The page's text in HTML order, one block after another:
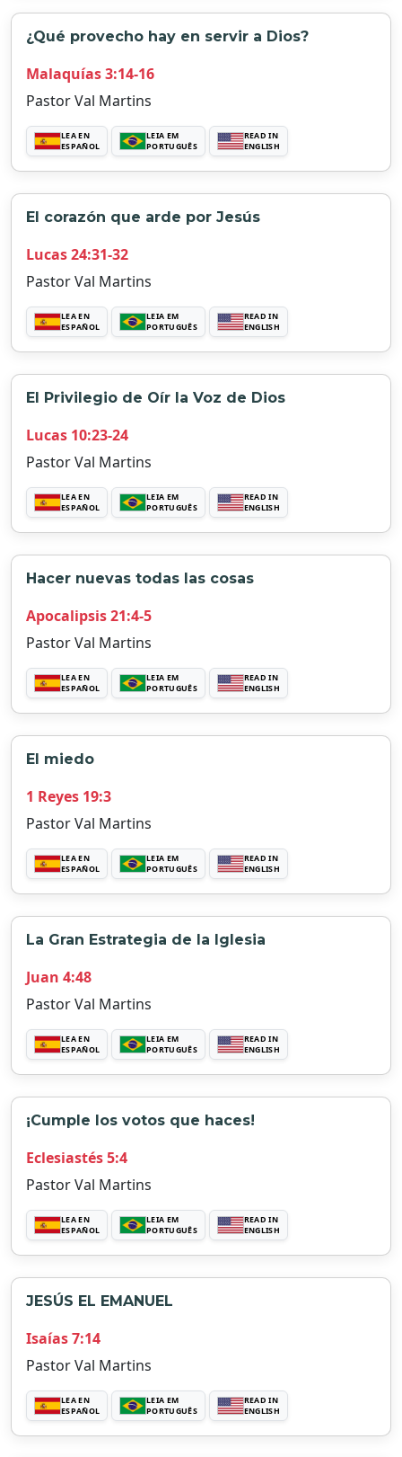
¿Qué provecho hay en servir a Dios?
Malaquías 3:14-16
Pastor Val Martins
LEA EN
ESPAÑOL
LEIA EM
PORTUGUÊS
READ IN
ENGLISH
El corazón que arde por Jesús
Lucas 24:31-32
Pastor Val Martins
LEA EN
ESPAÑOL
LEIA EM
PORTUGUÊS
READ IN
ENGLISH
El Privilegio de Oír la Voz de Dios
Lucas 10:23-24
Pastor Val Martins
LEA EN
ESPAÑOL
LEIA EM
PORTUGUÊS
READ IN
ENGLISH
Hacer nuevas todas las cosas
Apocalipsis 21:4-5
Pastor Val Martins
LEA EN
ESPAÑOL
LEIA EM
PORTUGUÊS
READ IN
ENGLISH
El miedo
1 Reyes 19:3
Pastor Val Martins
LEA EN
ESPAÑOL
LEIA EM
PORTUGUÊS
READ IN
ENGLISH
La Gran Estrategia de la Iglesia
Juan 4:48
Pastor Val Martins
LEA EN
ESPAÑOL
LEIA EM
PORTUGUÊS
READ IN
ENGLISH
¡Cumple los votos que haces!
Eclesiastés 5:4
Pastor Val Martins
LEA EN
ESPAÑOL
LEIA EM
PORTUGUÊS
READ IN
ENGLISH
JESÚS EL EMANUEL
Isaías 7:14
Pastor Val Martins
LEA EN
ESPAÑOL
LEIA EM
PORTUGUÊS
READ IN
ENGLISH